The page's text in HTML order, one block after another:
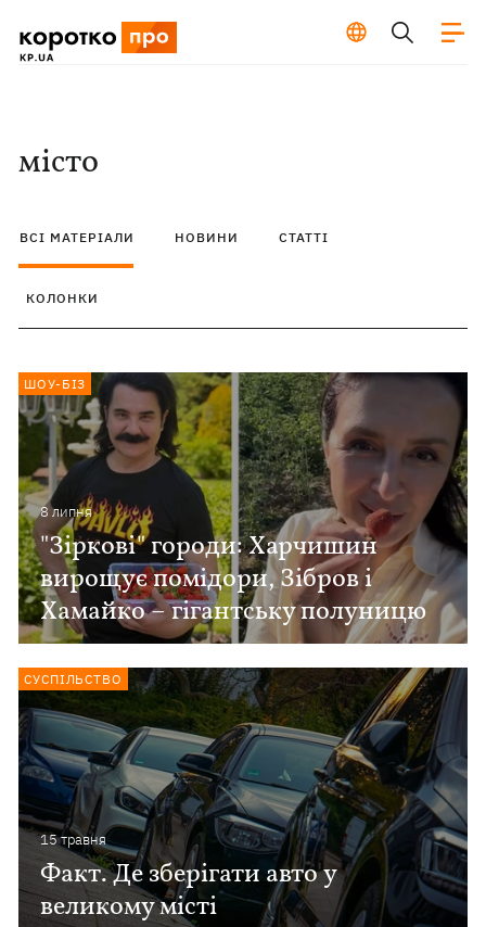
місто
ВСІ МАТЕРІАЛИ НОВИНИ СТАТТІ
КОЛОНКИ
8 липня
"Зіркові" городи: Харчишин
вирощує помідори, Зібров і
Хамайко – гігантську полуницю
ШОУ-БІЗ
15 травня
Факт. Де зберігати авто у
великому місті
СУСПІЛЬСТВО